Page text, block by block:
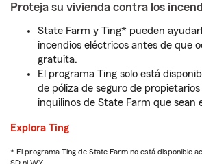
Proteja su vivienda contra los
State Farm y Ting* pueden
incendios eléctricos antes de que
gratuita.
El programa Ting solo está
de póliza de seguro de
inquilinos de State Farm que sean
Explora Ting
* El programa Ting de State Farm no está disponible